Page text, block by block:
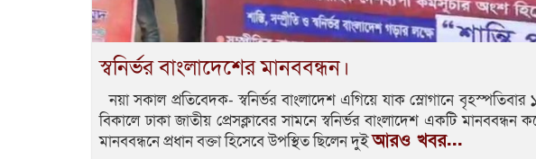
স্বনির্ভর বাংলাদেশের মানববন্ধন।
নয়া সকাল প্রতিবেদক- স্বনির্ভর বাংলাদেশ এগিয়ে যাক স্লোগানে বৃহস্পতিবার
বিকালে ঢাকা জাতীয় প্রেসক্লাবের সামনে স্বনির্ভর বাংলাদেশ একটি মানববন্ধন
মানববন্ধনে প্রধান বক্তা হিসেবে উপস্থিত ছিলেন দুইআরও খবর...